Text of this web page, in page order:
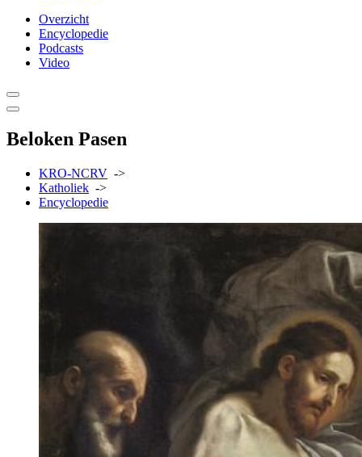
Overzicht
Encyclopedie
Podcasts
Video
Beloken Pasen
KRO-NCRV ->
Katholiek ->
Encyclopedie